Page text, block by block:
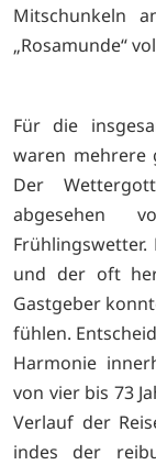
Mitschunkeln
„Rosamunde“
Für die
waren mehrere
Der
abgesehen
und der oft
Gastgeber
fühlen.
Harmonie
von vier bis 73
Verlauf der
indes der